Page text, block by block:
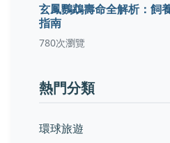
玄鳳鸚鵡壽命全解析：飼
指南
780次瀏覽
熱門分類
環球旅遊